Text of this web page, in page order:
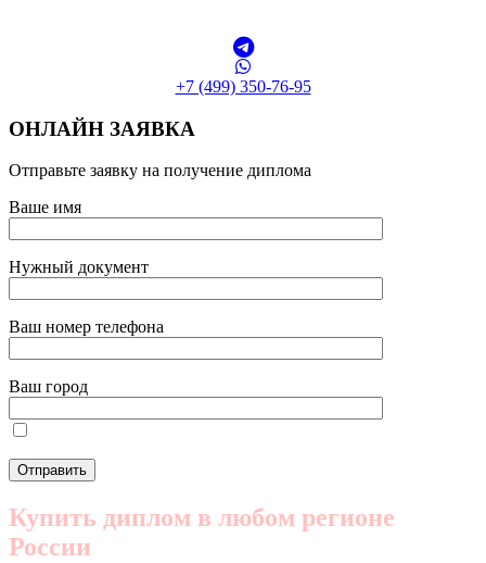
+7 (499) 350-76-95
ОНЛАЙН ЗАЯВКА
Отправьте заявку на получение диплома
Ваше имя
Нужный документ
Ваш номер телефона
Ваш город
Купить диплом в любом регионе
России